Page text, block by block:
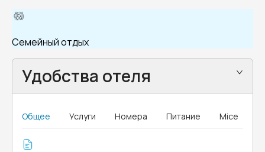
Семейный отдых
Удобства отеля
Общее Услуги Номера Питание Mice